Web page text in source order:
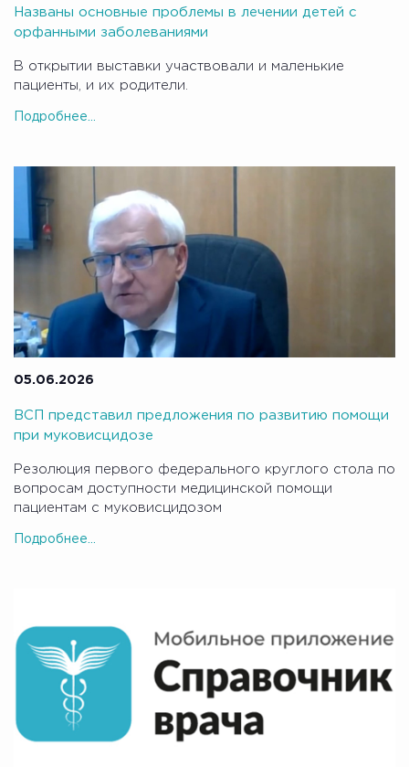
Названы основные проблемы в лечении детей с
орфанными заболеваниями
В открытии выставки участвовали и маленькие
пациенты, и их родители.
Подробнее...
05.06.2026
ВСП представил предложения по развитию помощи
при муковисцидозе
Резолюция первого федерального круглого стола по
вопросам доступности медицинской помощи
пациентам с муковисцидозом
Подробнее...